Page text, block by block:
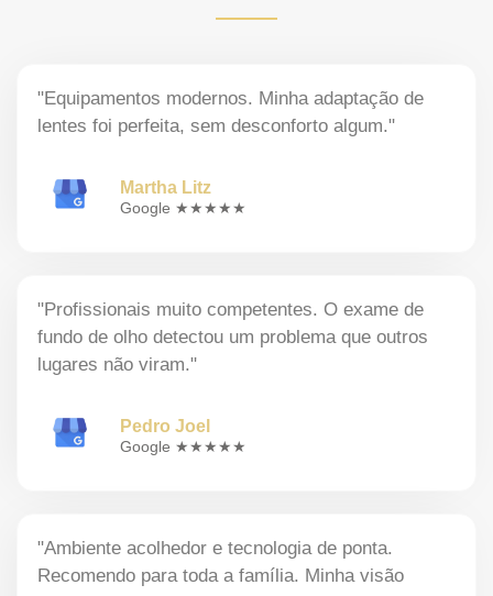
"Equipamentos modernos. Minha adaptação de
lentes foi perfeita, sem desconforto algum."
Martha Litz
Google ★★★★★
"Profissionais muito competentes. O exame de
fundo de olho detectou um problema que outros
lugares não viram."
Pedro Joel
Google ★★★★★
"Ambiente acolhedor e tecnologia de ponta.
Recomendo para toda a família. Minha visão